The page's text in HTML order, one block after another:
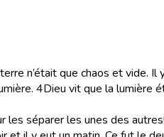
n’était que chaos et vide. Il
4Dieu vit que la lumière
les séparer les unes des